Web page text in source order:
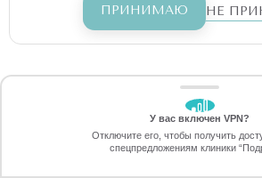
Позвоните
ПРИНИМАЮ НЕ
У вас включен VPN?
Отключите его, чтобы получить
спецпредложениям клиники